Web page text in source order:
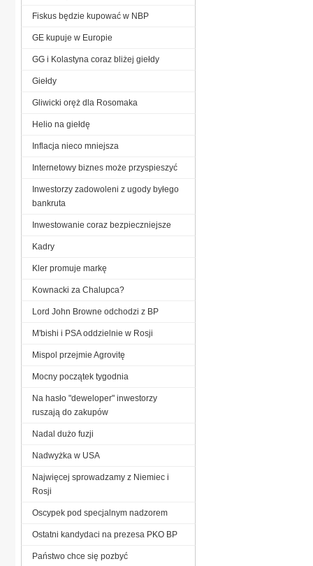
Fiskus będzie kupować w NBP
GE kupuje w Europie
GG i Kolastyna coraz bliżej giełdy
Giełdy
Gliwicki oręż dla Rosomaka
Helio na giełdę
Inflacja nieco mniejsza
Internetowy biznes może przyspieszyć
Inwestorzy zadowoleni z ugody byłego
bankruta
Inwestowanie coraz bezpieczniejsze
Kadry
Kler promuje markę
Kownacki za Chalupca?
Lord John Browne odchodzi z BP
M'bishi i PSA oddzielnie w Rosji
Mispol przejmie Agrovitę
Mocny początek tygodnia
Na hasło "deweloper" inwestorzy
ruszają do zakupów
Nadal dużo fuzji
Nadwyżka w USA
Najwięcej sprowadzamy z Niemiec i
Rosji
Oscypek pod specjalnym nadzorem
Ostatni kandydaci na prezesa PKO BP
Państwo chce się pozbyć